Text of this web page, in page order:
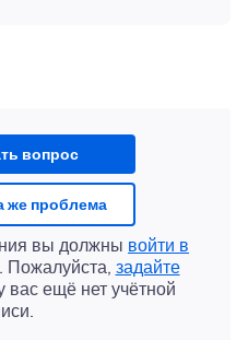
вопрос
же проблема
вы должны войти в
Пожалуйста, задайте
вас ещё нет учётной